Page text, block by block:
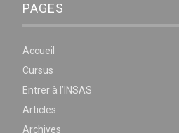
PAGES
Accueil
Cursus
Entrer à l’INSAS
Articles
Archives